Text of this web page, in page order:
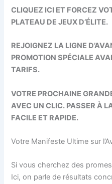
CLIQUEZ ICI ET FORCEZ
PLATEAU DE JEUX D’ÉLITE.
REJOIGNEZ LA LIGNE
PROMOTION SPÉCIALE
TARIFS.
VOTRE PROCHAINE
AVEC UN CLIC. PASSER À
FACILE ET RAPIDE.
Votre Manifeste Ultime sur
Si vous cherchez des
Ici, on parle de résultats